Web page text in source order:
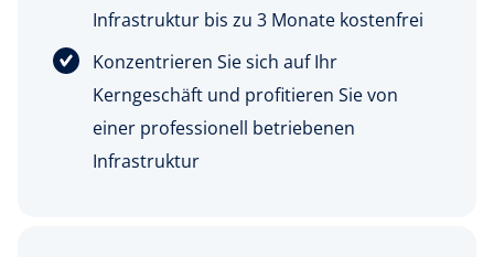
Infrastruktur bis zu 3 Monate kostenfrei
Konzentrieren Sie sich auf Ihr
Kerngeschäft und profitieren Sie von
einer professionell betriebenen
Infrastruktur